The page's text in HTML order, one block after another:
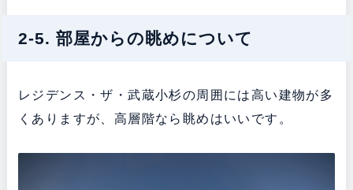
2-5. 部屋からの眺めについて
レジデンス・ザ・武蔵小杉の周囲には高い建物が多
くありますが、高層階なら眺めはいいです。